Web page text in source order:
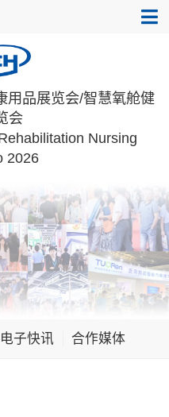
用品展览会/智慧氧舱健
会
Nursing
2026
电子快讯 合作媒体